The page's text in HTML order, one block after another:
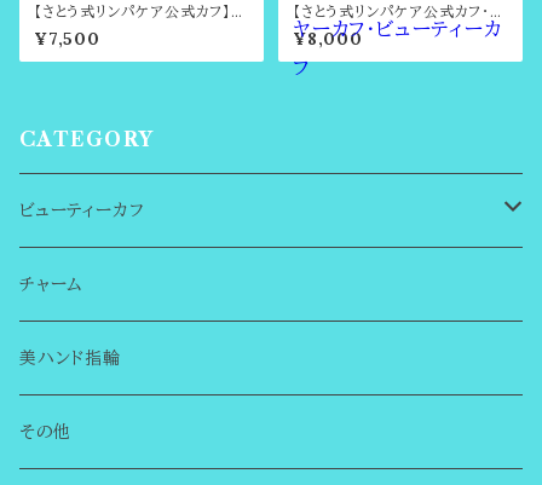
【さとう式リンパケア公式カフ】コ
ットンパールのチャーム付きシン
プルビューティーカフ（さとう式イ
ヤーカフ）シルバーカラー
¥7,500
【さとう式リンパケア公式カフ・金
属アレルギー対応】シンプルカフ
＆取り外し可能コットンパールの
チャームセット・ゴールド＆キス
¥8,000
CATEGORY
ビューティーカフ
はじめての方へ
シンプルカフ
チャーム無し
誕生石のビューティーカフ
チャーム
美ハンド指輪
その他